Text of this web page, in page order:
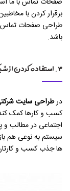
برقرار کردن با
طراحی صفحات تماس
باشد.
۳. استفاده کردن از شبکه های اجتماعی
درطراحی سایت
کسب و کارها کمک
اجتماعی در مطالب
سیستم به نوعی هم
ها جذب کسب و